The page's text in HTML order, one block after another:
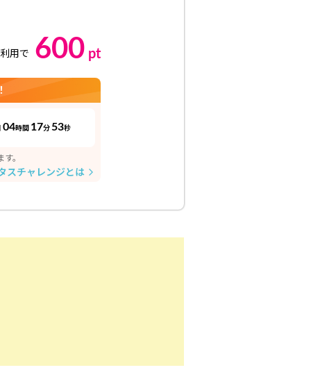
用で 600 pt
04時間 17分 52秒
。
スチャレンジとは arrow_forward_ios